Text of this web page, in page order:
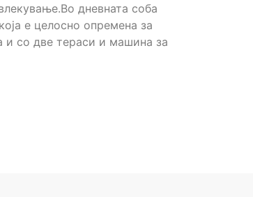
дневната соба
е целосно опремена за
и со две тераси и машина за